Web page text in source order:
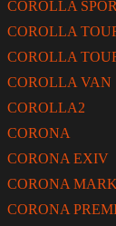
COROLLA
COROLLA
COROLLA
COROLLA VAN
COROLLA2
CORONA
CORONA EXIV
CORONA
CORONA